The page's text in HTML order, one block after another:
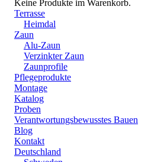
Keine Produkte im Warenkorb.
Terrasse
Heimdal
Zaun
Alu-Zaun
Verzinkter Zaun
Zaunprofile
Pflegeprodukte
Montage
Katalog
Proben
Verantwortungsbewusstes Bauen
Blog
Kontakt
Deutschland